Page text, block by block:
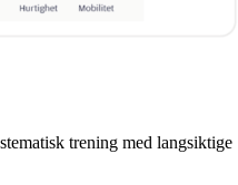
trening med langsiktige